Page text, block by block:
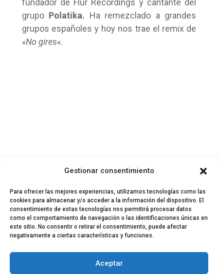
Gestionar consentimiento
Para ofrecer las mejores experiencias, utilizamos tecnologías como las
cookies para almacenar y/o acceder a la información del dispositivo. El
consentimiento de estas tecnologías nos permitirá procesar datos
como el comportamiento de navegación o las identificaciones únicas en
este sitio. No consentir o retirar el consentimiento, puede afectar
negativamente a ciertas características y funciones.
Aceptar
fundador de Flur Recordings y cantante del
grupo Polatika. Ha remezclado a grandes
grupos españoles y hoy nos trae el remix de
«No gires«.
Equipo EPDLT Contacto